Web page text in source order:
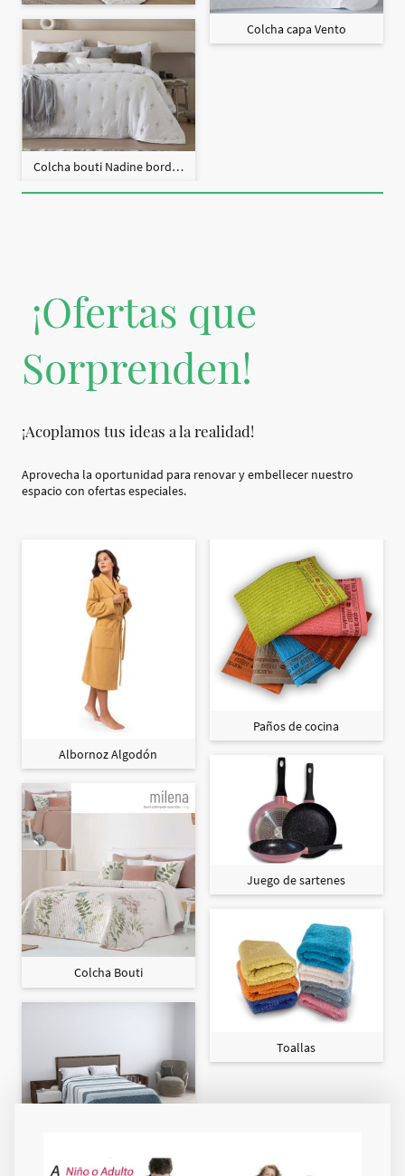
Colcha bouti Nadine bordado + fundas cojín
Colcha capa Vento
¡Ofertas que
Sorprenden!
¡Acoplamos tus ideas a la realidad!
Aprovecha la oportunidad para renovar y embellecer nuestro
espacio con ofertas especiales.
Albornoz Algodón
Colcha Bouti
Paños de cocina
Juego de sartenes
Toallas